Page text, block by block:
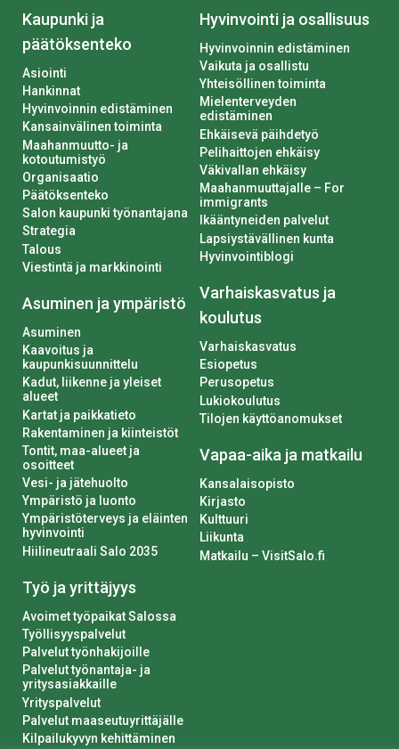
Kaupunki ja
päätöksenteko
Asiointi
Hankinnat
Hyvinvoinnin edistäminen
Kansainvälinen toiminta
Maahanmuutto- ja
kotoutumistyö
Organisaatio
Päätöksenteko
Salon kaupunki työnantajana
Strategia
Talous
Viestintä ja markkinointi
Asuminen ja ympäristö
Asuminen
Kaavoitus ja
kaupunkisuunnittelu
Kadut, liikenne ja yleiset
alueet
Kartat ja paikkatieto
Rakentaminen ja kiinteistöt
Tontit, maa-alueet ja
osoitteet
Vesi- ja jätehuolto
Ympäristö ja luonto
Ympäristöterveys ja eläinten
hyvinvointi
Hiilineutraali Salo 2035
Työ ja yrittäjyys
Avoimet työpaikat Salossa
Työllisyyspalvelut
Palvelut työnhakijoille
Palvelut työnantaja- ja
yritysasiakkaille
Yrityspalvelut
Palvelut maaseutuyrittäjälle
Kilpailukyvyn kehittäminen
Hyvinvointi ja osallisuus
Hyvinvoinnin edistäminen
Vaikuta ja osallistu
Yhteisöllinen toiminta
Mielenterveyden
edistäminen
Ehkäisevä päihdetyö
Pelihaittojen ehkäisy
Väkivallan ehkäisy
Maahanmuuttajalle – For
immigrants
Ikääntyneiden palvelut
Lapsiystävällinen kunta
Hyvinvointiblogi
Varhaiskasvatus ja
koulutus
Varhaiskasvatus
Esiopetus
Perusopetus
Lukiokoulutus
Tilojen käyttöanomukset
Vapaa-aika ja matkailu
Kansalaisopisto
Kirjasto
Kulttuuri
Liikunta
Matkailu – VisitSalo.fi